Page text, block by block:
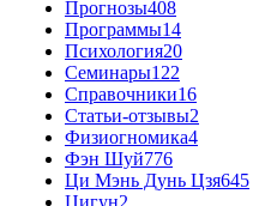
Прогнозы408
Программы14
Психология20
Семинары122
Справочники16
Статьи-отзывы2
Физиогномика4
Фэн Шуй776
Ци Мэнь Дунь Цзя645
Цигун2